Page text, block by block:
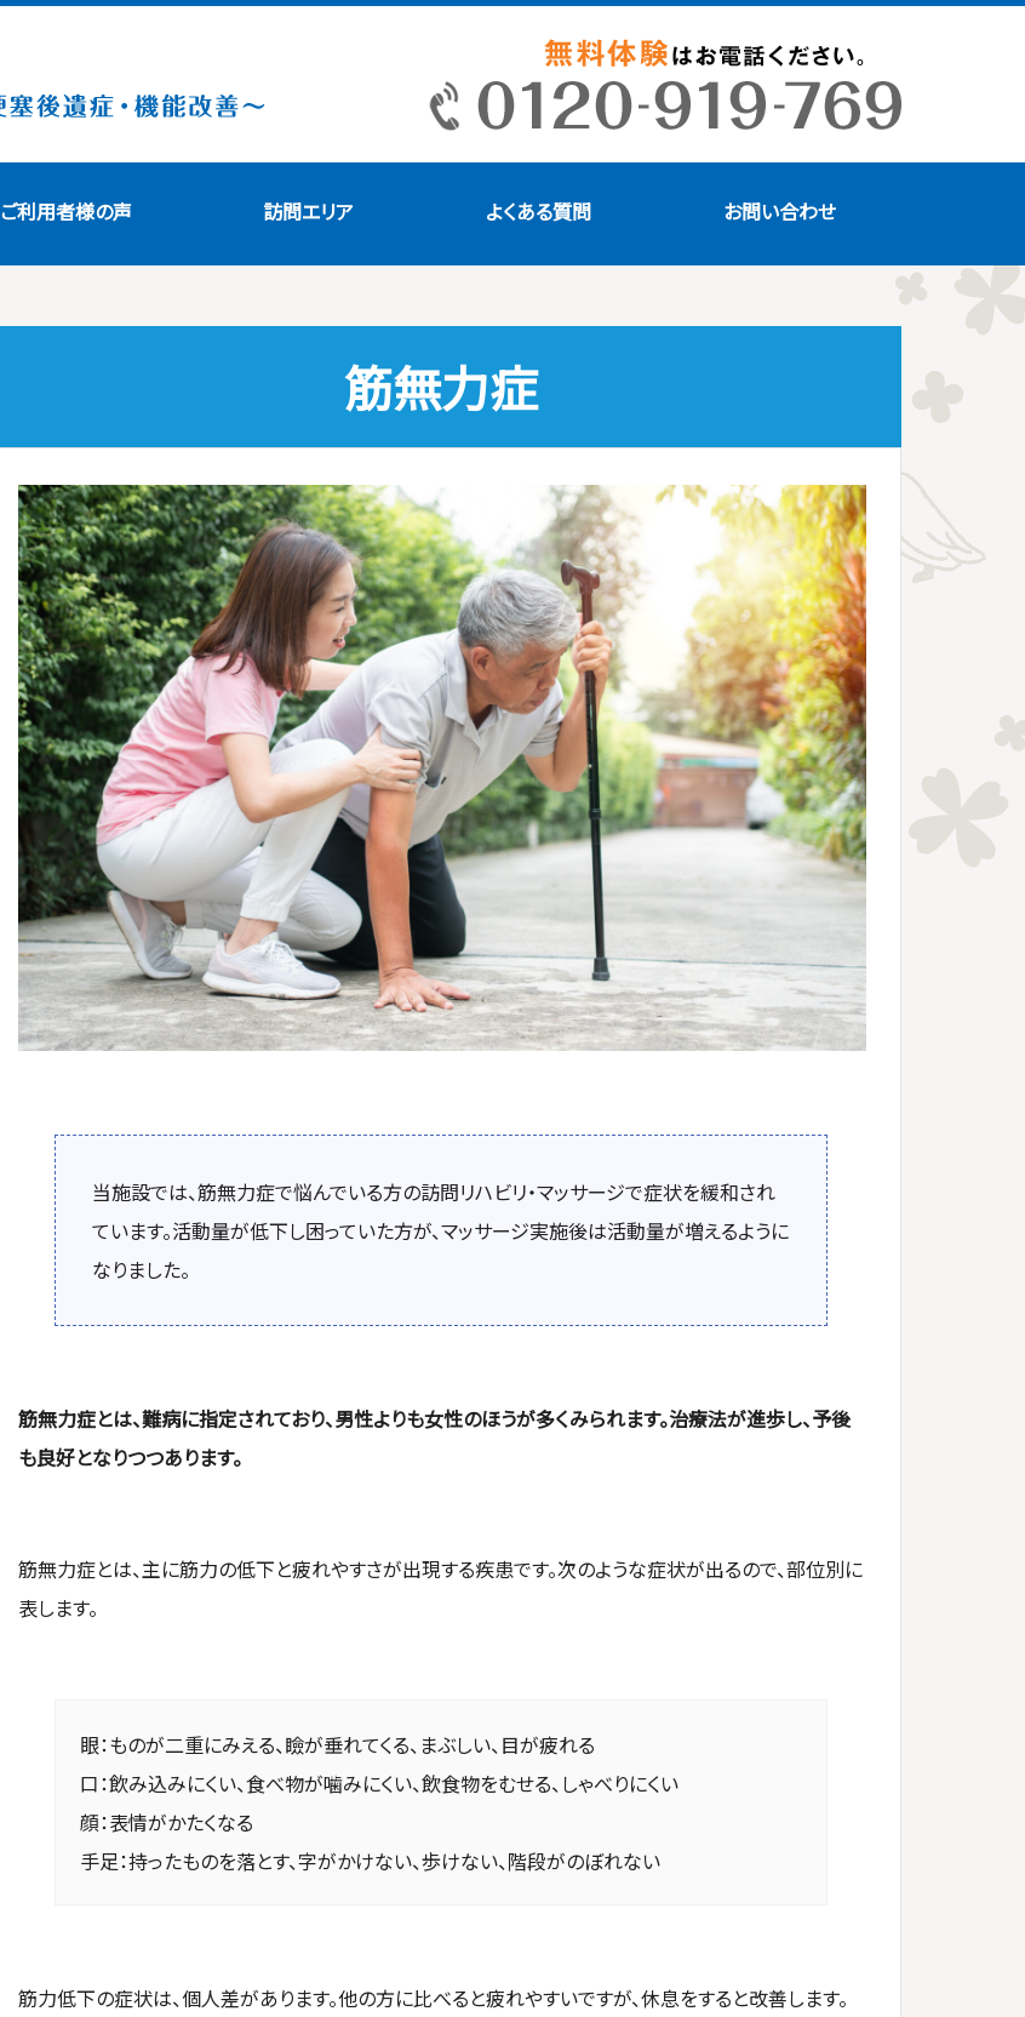
ご利用者様の声 訪問エリア よくある質問 お問い合わせ
筋無力症
当施設では、筋無力症で悩んでいる方の訪問リハビリ・マッサージで症状を緩和され
ています。活動量が低下し困っていた方が、マッサージ実施後は活動量が増えるように
なりました。
筋無力症とは、難病に指定されており、男性よりも女性のほうが多くみられます。治療法が進歩し、予後
も良好となりつつあります。
筋無力症とは、主に筋力の低下と疲れやすさが出現する疾患です。次のような症状が出るので、部位別に
表します。
眼：ものが二重にみえる、瞼が垂れてくる、まぶしい、目が疲れる
口：飲み込みにくい、食べ物が噛みにくい、飲食物をむせる、しゃべりにくい
顔：表情がかたくなる
手足：持ったものを落とす、字がかけない、歩けない、階段がのぼれない
筋力低下の症状は、個人差があります。他の方に比べると疲れやすいですが、休息をすると改善します。